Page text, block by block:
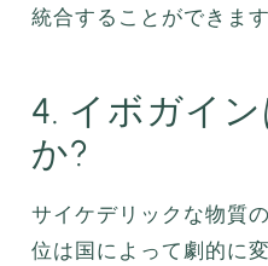
統合することができます
4. イボガイ
か?
サイケデリックな物質
位は国によって劇的に